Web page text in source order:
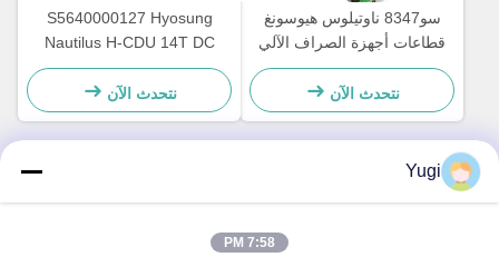
سو8347 ناوتيلوس هيوسونغ
قطاعات أجهزة الصراف الآلي
ملحقات عداد الآلات
نتحدث الآن
S5640000127 Hyosung
Nautilus H-CDU 14T DC
الجهاز الرئيسي للصراف الآلي
محرك الغيار 7310000715
نتحدث الآن
Yugi
7:58 PM